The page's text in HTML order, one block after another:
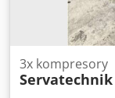
3x kompresory
Servatechnik